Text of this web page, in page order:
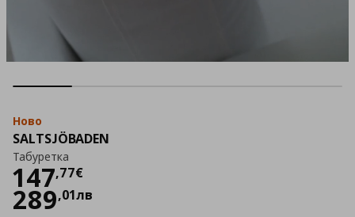
Ново
SALTSJÖBADEN
Табуретка
147,77€
Цена
289,01лв